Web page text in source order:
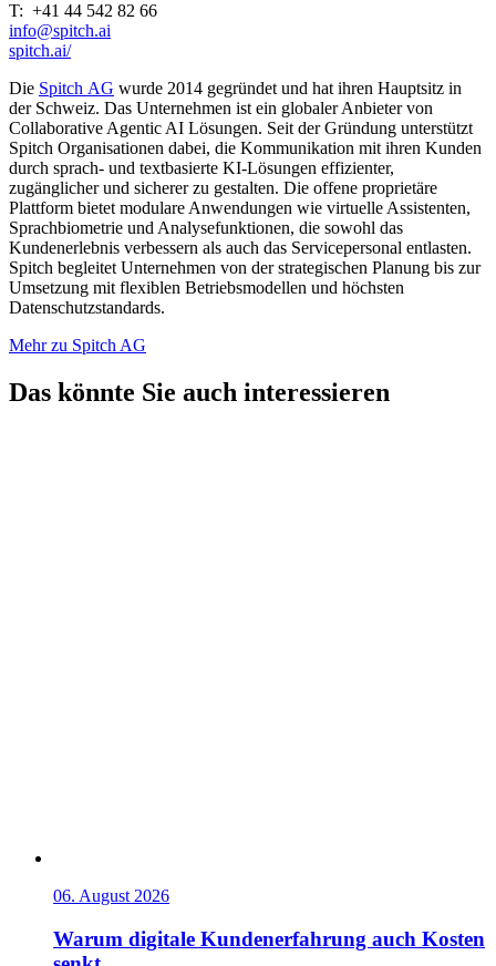
T: +41 44 542 82 66
info@spitch.ai
spitch.ai/
Die Spitch AG wurde 2014 gegründet und hat ihren Hauptsitz in
der Schweiz. Das Unternehmen ist ein globaler Anbieter von
Collaborative Agentic AI Lösungen. Seit der Gründung unterstützt
Spitch Organisationen dabei, die Kommunikation mit ihren Kunden
durch sprach- und textbasierte KI-Lösungen effizienter,
zugänglicher und sicherer zu gestalten. Die offene proprietäre
Plattform bietet modulare Anwendungen wie virtuelle Assistenten,
Sprachbiometrie und Analysefunktionen, die sowohl das
Kundenerlebnis verbessern als auch das Servicepersonal entlasten.
Spitch begleitet Unternehmen von der strategischen Planung bis zur
Umsetzung mit flexiblen Betriebsmodellen und höchsten
Datenschutzstandards.
Mehr zu Spitch AG
Das könnte Sie auch interessieren
06. August 2026
Warum digitale Kundenerfahrung auch Kosten